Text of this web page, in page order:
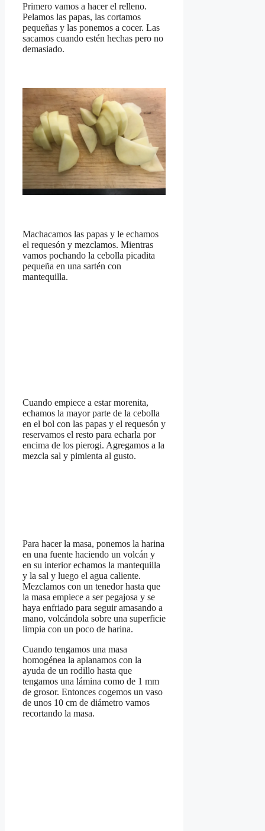
Primero vamos a hacer el relleno.
Pelamos las papas, las cortamos
pequeñas y las ponemos a cocer. Las
sacamos cuando estén hechas pero no
demasiado.
Machacamos las papas y le echamos
el requesón y mezclamos. Mientras
vamos pochando la cebolla picadita
pequeña en una sartén con
mantequilla.
Cuando empiece a estar morenita,
echamos la mayor parte de la cebolla
en el bol con las papas y el requesón y
reservamos el resto para echarla por
encima de los pierogi. Agregamos a la
mezcla sal y pimienta al gusto.
Para hacer la masa, ponemos la harina
en una fuente haciendo un volcán y
en su interior echamos la mantequilla
y la sal y luego el agua caliente.
Mezclamos con un tenedor hasta que
la masa empiece a ser pegajosa y se
haya enfriado para seguir amasando a
mano, volcándola sobre una superficie
limpia con un poco de harina.
Cuando tengamos una masa
homogénea la aplanamos con la
ayuda de un rodillo hasta que
tengamos una lámina como de 1 mm
de grosor. Entonces cogemos un vaso
de unos 10 cm de diámetro vamos
recortando la masa.